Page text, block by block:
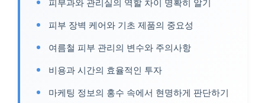
피부과와 관리실의 역할 차이 명확히 알기
피부 장벽 케어와 기초 제품의 중요성
여름철 피부 관리의 변수와 주의사항
비용과 시간의 효율적인 투자
마케팅 정보의 홍수 속에서 현명하게 판단하기